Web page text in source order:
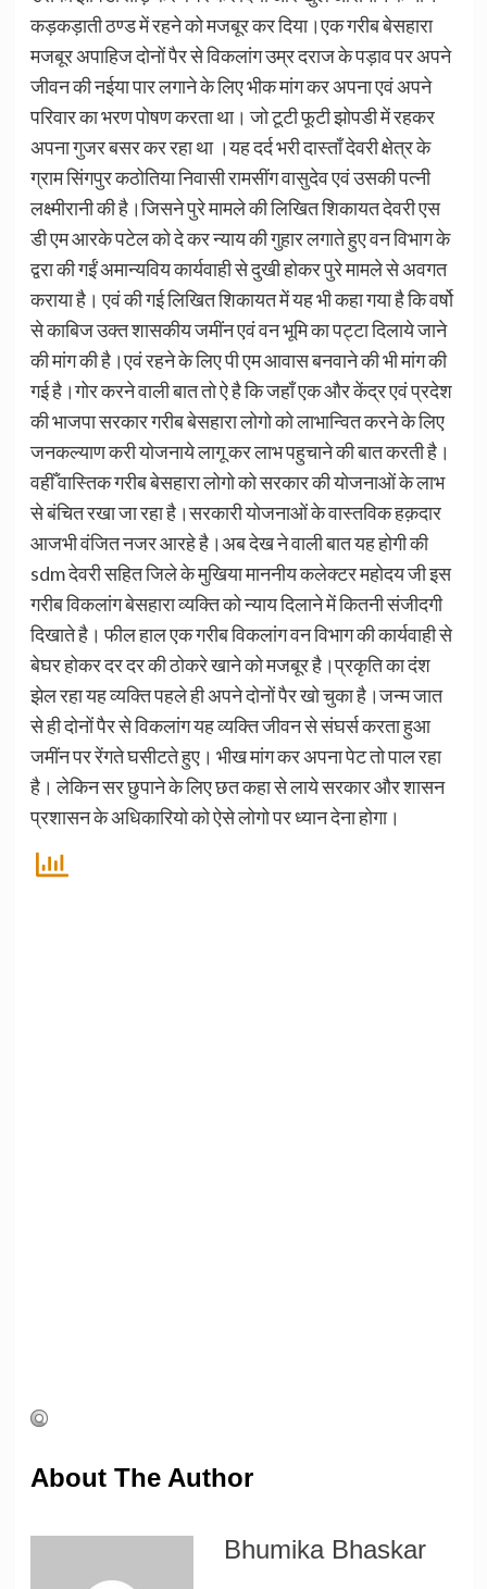
कड़कड़ाती ठण्ड में रहने को मजबूर कर दिया।एक गरीब बेसहारा
मजबूर अपाहिज दोनों पैर से विकलांग उम्र दराज के पड़ाव पर अपने
जीवन की नईया पार लगाने के लिए भीक मांग कर अपना एवं अपने
परिवार का भरण पोषण करता था। जो टूटी फूटी झोपडी में रहकर
अपना गुजर बसर कर रहा था ।यह दर्द भरी दास्ताँ देवरी क्षेत्र के
ग्राम सिंगपुर कठोतिया निवासी रामसींग वासुदेव एवं उसकी पत्नी
लक्ष्मीरानी की है।जिसने पुरे मामले की लिखित शिकायत देवरी एस
डी एम आरके पटेल को दे कर न्याय की गुहार लगाते हुए वन विभाग के
द्वरा की गईं अमान्यविय कार्यवाही से दुखी होकर पुरे मामले से अवगत
कराया है। एवं की गई लिखित शिकायत में यह भी कहा गया है कि वर्षो
से काबिज उक्त शासकीय जमींन एवं वन भूमि का पट्टा दिलाये जाने
की मांग की है।एवं रहने के लिए पी एम आवास बनवाने की भी मांग की
गई है।गोर करने वाली बात तो ऐ है कि जहाँ एक और केंद्र एवं प्रदेश
की भाजपा सरकार गरीब बेसहारा लोगो को लाभान्वित करने के लिए
जनकल्याण करी योजनाये लागू कर लाभ पहुचाने की बात करती है।
वहीँ वास्तिक गरीब बेसहारा लोगो को सरकार की योजनाओं के लाभ
से बंचित रखा जा रहा है।सरकारी योजनाओं के वास्तविक हक़दार
आजभी वंजित नजर आरहे है।अब देख ने वाली बात यह होगी की
sdm देवरी सहित जिले के मुखिया माननीय कलेक्टर महोदय जी इस
गरीब विकलांग बेसहारा व्यक्ति को न्याय दिलाने में कितनी संजीदगी
दिखाते है। फील हाल एक गरीब विकलांग वन विभाग की कार्यवाही से
बेघर होकर दर दर की ठोकरे खाने को मजबूर है।प्रकृति का दंश
झेल रहा यह व्यक्ति पहले ही अपने दोनों पैर खो चुका है।जन्म जात
से ही दोनों पैर से विकलांग यह व्यक्ति जीवन से संघर्स करता हुआ
जमींन पर रेंगते घसीटते हुए। भीख मांग कर अपना पेट तो पाल रहा
है। लेकिन सर छुपाने के लिए छत कहा से लाये सरकार और शासन
प्रशासन के अधिकारियो को ऐसे लोगो पर ध्यान देना होगा।
About The Author
Bhumika Bhaskar